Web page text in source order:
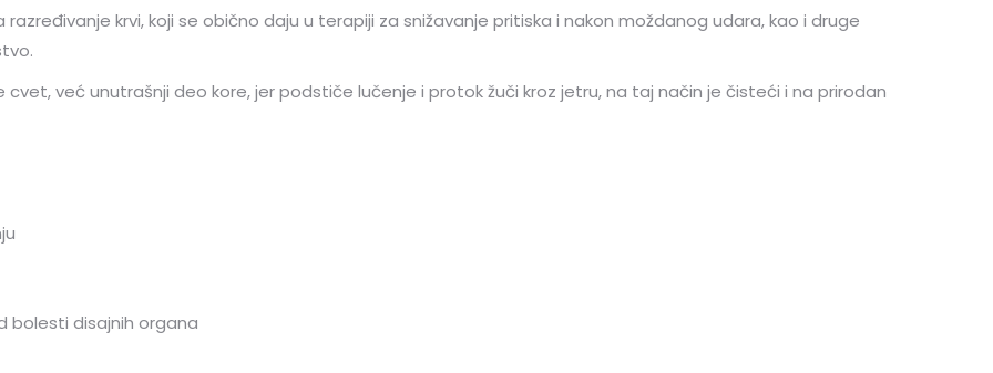
krvi, koji se obično daju u terapiji za snižavanje pritiska i nakon moždanog udara, kao i druge
već unutrašnji deo kore, jer podstiče lučenje i protok žuči kroz jetru, na taj način je čisteći i na prirodan
bolesti disajnih organa